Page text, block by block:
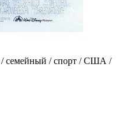
/ семейный / спорт / США /